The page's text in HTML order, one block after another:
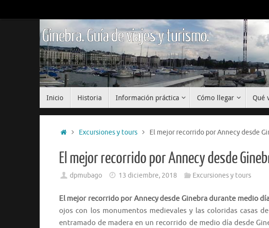
al
Ginebra. Guía de viajes y turismo.
Inicio Historia Información práctica Cómo llegar Qué
InicioExcursiones y tours El mejor recorrido por Annecy desde
El mejor recorrido por Annecy desde
dpmubago 13 diciembre, 2018 Excursiones y tours
El mejor recorrido por Annecy desde Ginebra durante medio
ojos con los monumentos medievales y las coloridas casas
entramado de madera en un recorrido de medio día desde